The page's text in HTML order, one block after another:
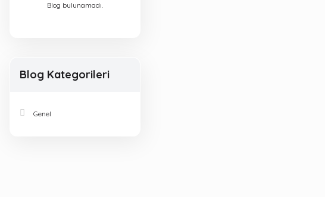
Blog bulunamadı.
Blog Kategorileri
Genel